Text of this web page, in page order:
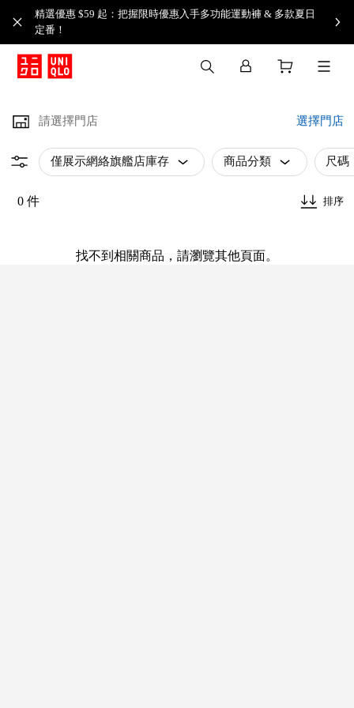
精選優惠 $59 起：把握限時優惠入手多功能運動褲 & 多款夏日
定番！​
請選擇門店 選擇門店
僅展示網絡旗艦店庫存 商品分類 尺碼
0 件 排序
找不到相關商品，請瀏覽其他頁面。